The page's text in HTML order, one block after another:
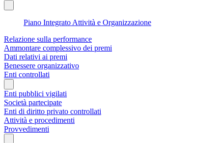
Piano Integrato Attività e Organizzazione
Relazione sulla performance
Ammontare complessivo dei premi
Dati relativi ai premi
Benessere organizzativo
Enti controllati
Enti pubblici vigilati
Società partecipate
Enti di diritto privato controllati
Attività e procedimenti
Provvedimenti